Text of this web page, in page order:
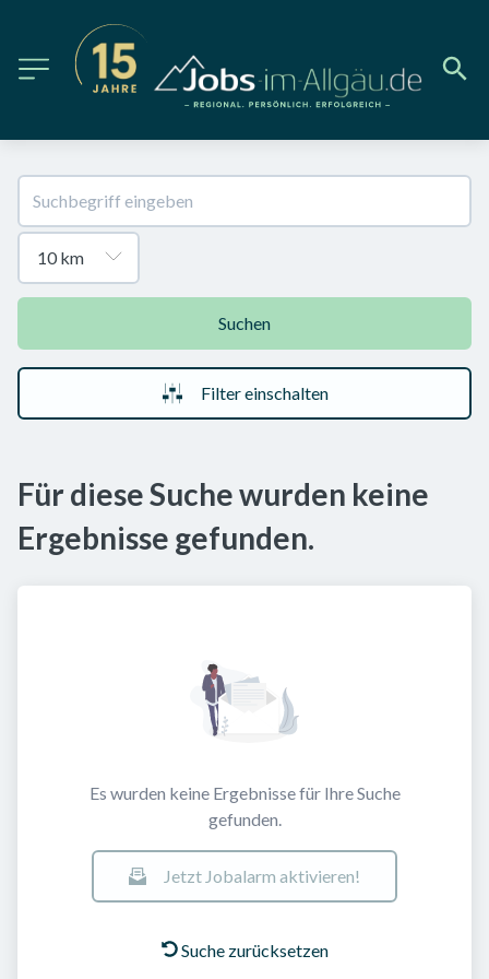
Suchen
Filter einschalten
Für diese Suche wurden keine
Ergebnisse gefunden.
Es wurden keine Ergebnisse für Ihre Suche
gefunden.
Jetzt Jobalarm aktivieren!
Suche zurücksetzen